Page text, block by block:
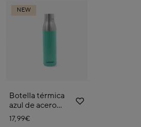
NEW
Botella térmica
azul de acero
inoxidable Joy
0,75L
17,99€